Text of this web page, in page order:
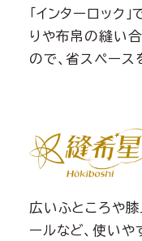
「インターロック
りや布帛の縫い
ので、省スペース
広いふところや膝
ールなど、使いや